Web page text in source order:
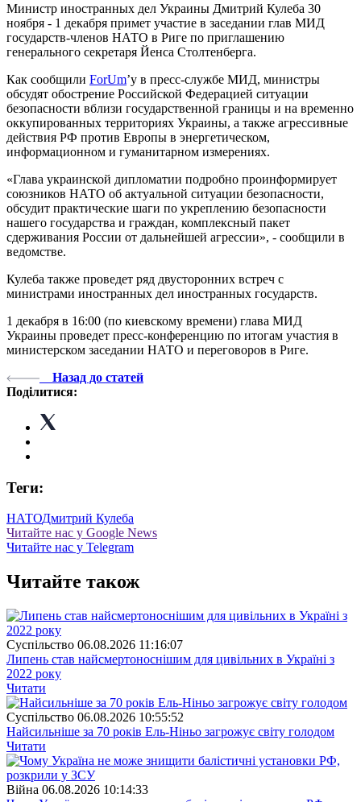
Министр иностранных дел Украины Дмитрий Кулеба 30
ноября - 1 декабря примет участие в заседании глав МИД
государств-членов НАТО в Риге по приглашению
генерального секретаря Йенса Столтенберга.
Как сообщили ForUm’у в пресс-службе МИД, министры
обсудят обострение Российской Федерацией ситуации
безопасности вблизи государственной границы и на временно
оккупированных территориях Украины, а также агрессивные
действия РФ против Европы в энергетическом,
информационном и гуманитарном измерениях.
«Глава украинской дипломатии подробно проинформирует
союзников НАТО об актуальной ситуации безопасности,
обсудит практические шаги по укреплению безопасности
нашего государства и граждан, комплексный пакет
сдерживания России от дальнейшей агрессии», - сообщили в
ведомстве.
Кулеба также проведет ряд двусторонних встреч с
министрами иностранных дел иностранных государств.
1 декабря в 16:00 (по киевскому времени) глава МИД
Украины проведет пресс-конференцию по итогам участия в
министерском заседании НАТО и переговоров в Риге.
Назад до статей
Поділитися:
Теги:
НАТОДмитрий Кулеба
Читайте нас у Google News
Читайте нас у Telegram
Читайте також
Суспiльство 06.08.2026 11:16:07
Липень став найсмертоноснішим для цивільних в Україні з
2022 року
Читати
Суспiльство 06.08.2026 10:55:52
Найсильніше за 70 років Ель-Ніньо загрожує світу голодом
Читати
Війна 06.08.2026 10:14:33